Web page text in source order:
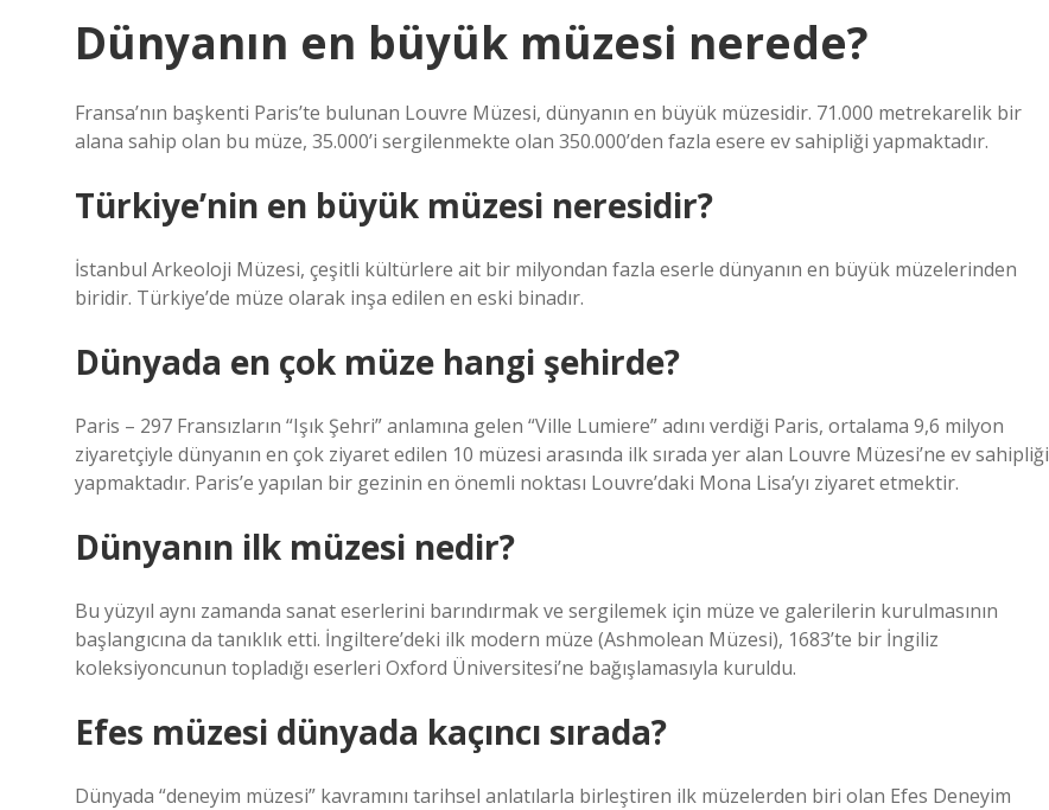
Dünyanın en büyük müzesi nerede?
Fransa’nın başkenti Paris’te bulunan Louvre Müzesi, dünyanın en büyük müzesidir. 71.000 metrekarelik bir
alana sahip olan bu müze, 35.000’i sergilenmekte olan 350.000’den fazla esere ev sahipliği yapmaktadır.
Türkiye’nin en büyük müzesi neresidir?
İstanbul Arkeoloji Müzesi, çeşitli kültürlere ait bir milyondan fazla eserle dünyanın en büyük müzelerinden
biridir. Türkiye’de müze olarak inşa edilen en eski binadır.
Dünyada en çok müze hangi şehirde?
Paris – 297 Fransızların “Işık Şehri” anlamına gelen “Ville Lumiere” adını verdiği Paris, ortalama 9,6 milyon
ziyaretçiyle dünyanın en çok ziyaret edilen 10 müzesi arasında ilk sırada yer alan Louvre Müzesi’ne ev sahipliği
yapmaktadır. Paris’e yapılan bir gezinin en önemli noktası Louvre’daki Mona Lisa’yı ziyaret etmektir.
Dünyanın ilk müzesi nedir?
Bu yüzyıl aynı zamanda sanat eserlerini barındırmak ve sergilemek için müze ve galerilerin kurulmasının
başlangıcına da tanıklık etti. İngiltere’deki ilk modern müze (Ashmolean Müzesi), 1683’te bir İngiliz
koleksiyoncunun topladığı eserleri Oxford Üniversitesi’ne bağışlamasıyla kuruldu.
Efes müzesi dünyada kaçıncı sırada?
Dünyada “deneyim müzesi” kavramını tarihsel anlatılarla birleştiren ilk müzelerden biri olan Efes Deneyim